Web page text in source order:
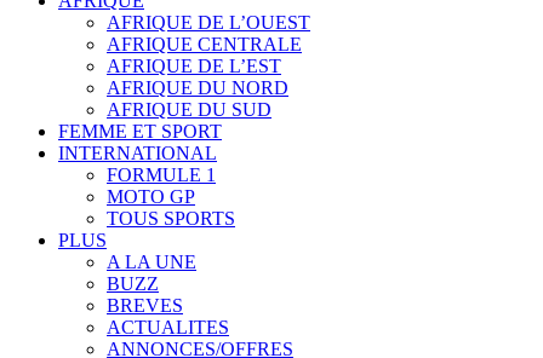
AFRIQUE DE L’OUEST
AFRIQUE CENTRALE
AFRIQUE DE L’EST
AFRIQUE DU NORD
AFRIQUE DU SUD
FEMME ET SPORT
INTERNATIONAL
FORMULE 1
MOTO GP
TOUS SPORTS
PLUS
A LA UNE
BUZZ
BREVES
ACTUALITES
ANNONCES/OFFRES